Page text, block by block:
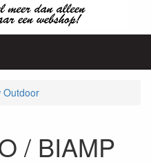
Outdoor
/ BIAMP